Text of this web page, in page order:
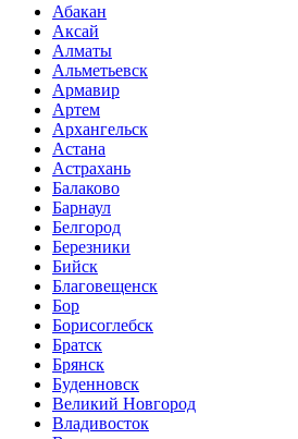
Абакан
Аксай
Алматы
Альметьевск
Армавир
Артем
Архангельск
Астана
Астрахань
Балаково
Барнаул
Белгород
Березники
Бийск
Благовещенск
Бор
Борисоглебск
Братск
Брянск
Буденновск
Великий Новгород
Владивосток